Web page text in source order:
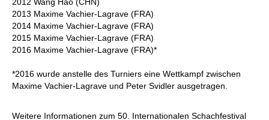
2013 Maxime Vachier-Lagrave (FRA)
2014 Maxime Vachier-Lagrave (FRA)
2015 Maxime Vachier-Lagrave (FRA)
2016 Maxime Vachier-Lagrave (FRA)*
*2016 wurde anstelle des Turniers eine Wettkampf zwischen
Maxime Vachier-Lagrave und Peter Svidler ausgetragen.
Weitere Informationen zum 50. Internationalen Schachfestival